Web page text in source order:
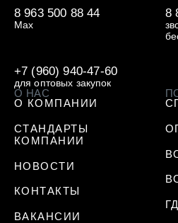
8
8 963 500 88 44
Max
+7 (960) 940-47-60
для оптовых закупок
О НАС
О КОМПАНИИ
СТАНДАРТЫ
КОМПАНИИ
НОВОСТИ
КОНТАКТЫ
ВАКАНСИИ